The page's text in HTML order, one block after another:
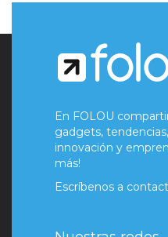
En FOLOU
gadgets,
innovación y
más!
Escríbenos a